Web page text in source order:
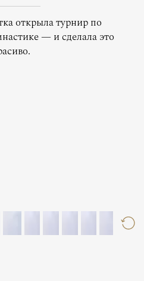
открыла турнир по
— и сделала это